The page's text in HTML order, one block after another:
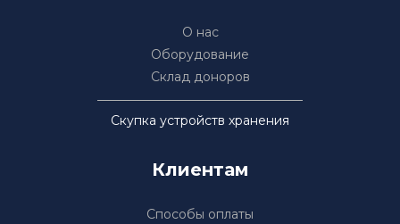
О нас
Оборудование
Склад доноров
Скупка устройств хранения
Клиентам
Способы оплаты